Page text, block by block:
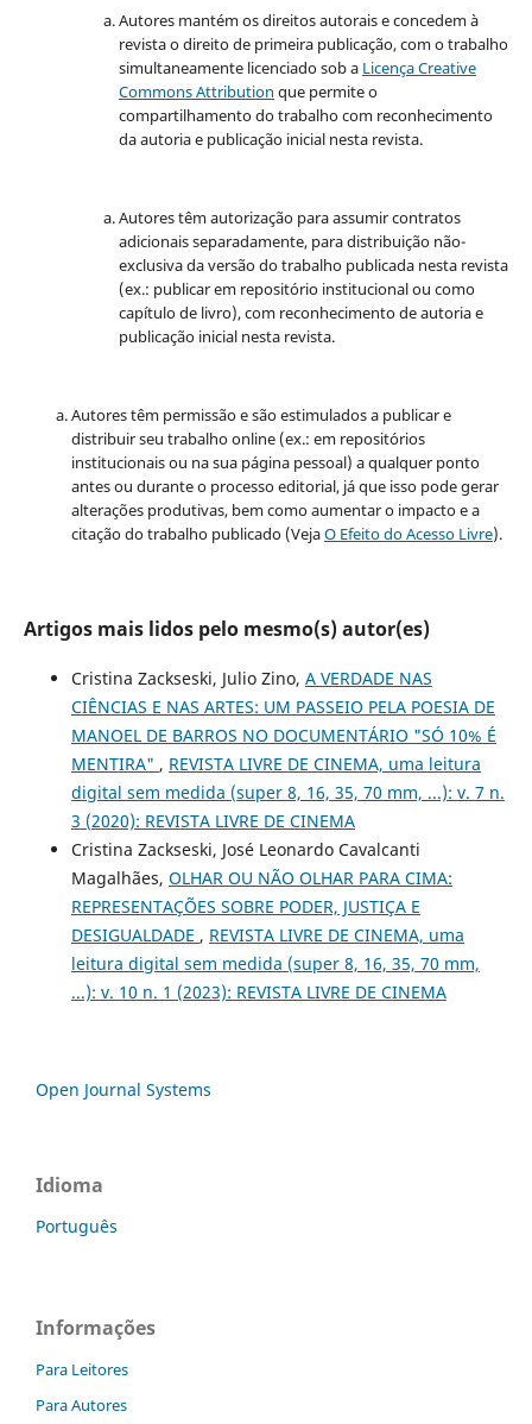
Autores mantém os direitos autorais e concedem à
revista o direito de primeira publicação, com o trabalho
simultaneamente licenciado sob a Licença Creative
Commons Attribution que permite o
compartilhamento do trabalho com reconhecimento
da autoria e publicação inicial nesta revista.
Autores têm autorização para assumir contratos
adicionais separadamente, para distribuição não-
exclusiva da versão do trabalho publicada nesta revista
(ex.: publicar em repositório institucional ou como
capítulo de livro), com reconhecimento de autoria e
publicação inicial nesta revista.
Autores têm permissão e são estimulados a publicar e
distribuir seu trabalho online (ex.: em repositórios
institucionais ou na sua página pessoal) a qualquer ponto
antes ou durante o processo editorial, já que isso pode gerar
alterações produtivas, bem como aumentar o impacto e a
citação do trabalho publicado (VejaO Efeito do Acesso Livre).
Artigos mais lidos pelo mesmo(s) autor(es)
Cristina Zackseski, Julio Zino, A VERDADE NAS
CIÊNCIAS E NAS ARTES: UM PASSEIO PELA POESIA DE
MANOEL DE BARROS NO DOCUMENTÁRIO "SÓ 10% É
MENTIRA" , REVISTA LIVRE DE CINEMA, uma leitura
digital sem medida (super 8, 16, 35, 70 mm, ...): v. 7 n.
3 (2020): REVISTA LIVRE DE CINEMA
Cristina Zackseski, José Leonardo Cavalcanti
Magalhães, OLHAR OU NÃO OLHAR PARA CIMA:
REPRESENTAÇÕES SOBRE PODER, JUSTIÇA E
DESIGUALDADE , REVISTA LIVRE DE CINEMA, uma
leitura digital sem medida (super 8, 16, 35, 70 mm,
...): v. 10 n. 1 (2023): REVISTA LIVRE DE CINEMA
Open Journal Systems
Idioma
Português
Informações
Para Leitores
Para Autores